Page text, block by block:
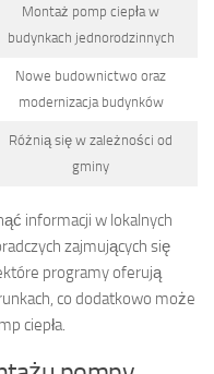
Montaż pomp ciepła w
budynkach jednorodzinnych
Nowe budownictwo oraz
modernizacja budynków
Różnią się w zależności od
gminy
informacji w lokalnych
zajmujących się
programy oferują
co dodatkowo może
ciepła.